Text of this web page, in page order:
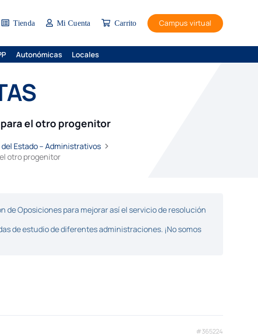
Tienda Mi Cuenta Carrito Campus virtual
Autonómicas Locales
el otro progenitor
Estado – Administrativos
otro progenitor
de Oposiciones para mejorar así el servicio de resolución
de estudio de diferentes administraciones. ¡No somos
#365224